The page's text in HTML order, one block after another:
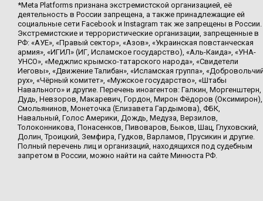
*Meta Platforms признана экстремистской организацией, её
деятельность в России запрещена, а также принадлежащие ей
социальные сети Facebook и Instagram так же запрещены в России.
Экстремистские и террористические организации, запрещенные в
РФ: «АУЕ», «Правый сектор», «Азов», «Украинская повстанческая
армия», «ИГИЛ» (ИГ, Исламское государство), «Аль-Каида», «УНА-
УНСО», «Меджлис крымско-татарского народа», «Свидетели
Иеговы», «Движение Талибан», «Исламская группа»,
рух», «Чёрный комитет», «Мужское государство», «Штабы
Навального» и другие. Перечень иноагентов: Галкин, Моргенштерн,
Дудь, Невзоров, Макаревич, Гордон, Мирон Фёдоров (Оксимирон),
Смольянинов, Монеточка (Елизавета Гардымова), ФБК,
Навальный, Голос Америки, Дождь, Медуза, Верзилов,
Толоконникова, Понасенков, Пивоваров, Быков, Шац, Глуховский,
Долин, Троицкий, Земфира, Гудков, Варламов, Прусикин и другие.
Полный перечень лиц и организаций, находящихся под судебным
запретом в России, можно найти на сайте Минюста РФ.